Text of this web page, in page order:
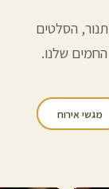
הסלטים
החמים שלנו.
מגשי אירוח